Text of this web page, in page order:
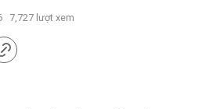
7,727 lượt xem